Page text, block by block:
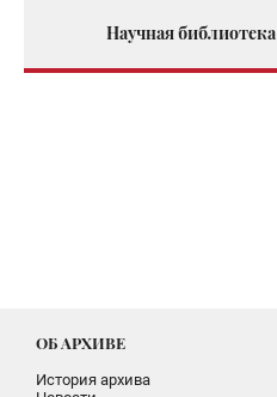
Научная библиотека
ОБ АРХИВЕ
История архива